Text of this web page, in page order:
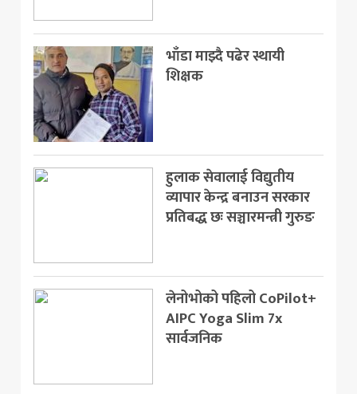
भाँडा माझ्दै पढेर स्थायी
शिक्षक
हुलाक सेवालाई विद्युतीय
व्यापार केन्द्र बनाउन सरकार
प्रतिबद्ध छः सञ्चारमन्त्री गुरुङ
लेनोभोको पहिलो CoPilot+
AIPC Yoga Slim 7x
सार्वजनिक